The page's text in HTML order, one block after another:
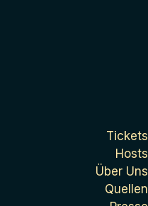
Tickets
Hosts
Über Uns
Quellen